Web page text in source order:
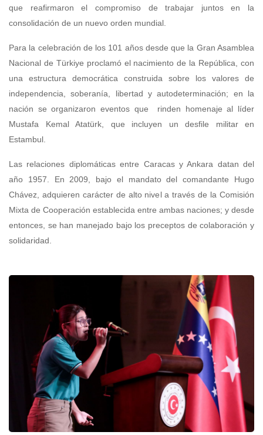
que reafirmaron el compromiso de trabajar juntos en la
consolidación de un nuevo orden mundial.
Para la celebración de los 101 años desde que la Gran Asamblea
Nacional de Türkiye proclamó el nacimiento de la República, con
una estructura democrática construida sobre los valores de
independencia, soberanía, libertad y autodeterminación; en la
nación se organizaron eventos que rinden homenaje al líder
Mustafa Kemal Atatürk, que incluyen un desfile militar en
Estambul.
Las relaciones diplomáticas entre Caracas y Ankara datan del
año 1957. En 2009, bajo el mandato del comandante Hugo
Chávez, adquieren carácter de alto nivel a través de la Comisión
Mixta de Cooperación establecida entre ambas naciones; y desde
entonces, se han manejado bajo los preceptos de colaboración y
solidaridad.